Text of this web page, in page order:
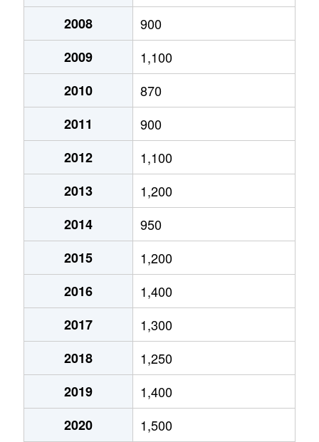
月寒中央通
3,000万円
月寒中央通
3,300万円
月寒西１条
2,900万円
月寒西１条
1,600万円
月寒西１条
1,400万円
月寒西１条
1,100万円
月寒西２条
2,000万円
月寒西３条
1,800万円
月寒西３条
1,500万円
月寒西３条
1,700万円
月寒西３条
1,800万円
月寒西４条
1,700万円
月寒西４条
880万円
2008
900
2009
1,100
2010
870
2011
900
2012
1,100
2013
1,200
2014
950
2015
1,200
2016
1,400
2017
1,300
2018
1,250
2019
1,400
2020
1,500